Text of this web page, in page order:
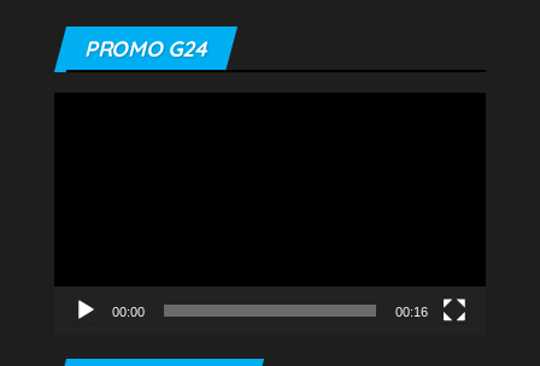
PROMO G24
00:00 00:16